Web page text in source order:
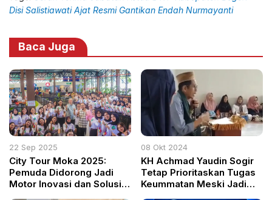
Disi Salistiawati Ajat Resmi Gantikan Endah Nurmayanti
Baca Juga
22 Sep 2025
City Tour Moka 2025:
Pemuda Didorong Jadi
Motor Inovasi dan Solusi
08 Okt 2024
KH Achmad Yaudin Sogir
Tetap Prioritaskan Tugas
Keummatan Meski Jadi